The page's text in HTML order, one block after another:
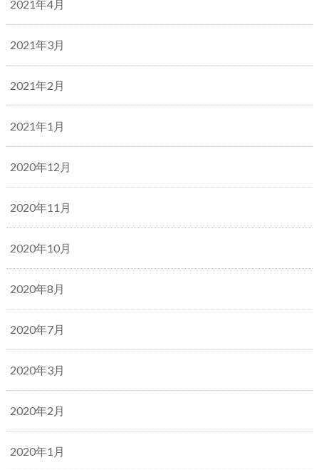
2021年4月
2021年3月
2021年2月
2021年1月
2020年12月
2020年11月
2020年10月
2020年8月
2020年7月
2020年3月
2020年2月
2020年1月